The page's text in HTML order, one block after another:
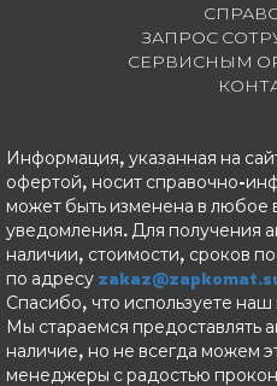
ЗАПРОС
СЕРВИСНЫМ
Информация, указанная на
офертой, носит справочно-
может быть изменена в любое
уведомления. Для получения
наличии, стоимости, сроков
по адресу
Спасибо, что используете наш
Мы стараемся предоставлять
наличие, но не всегда можем
менеджеры с радостью